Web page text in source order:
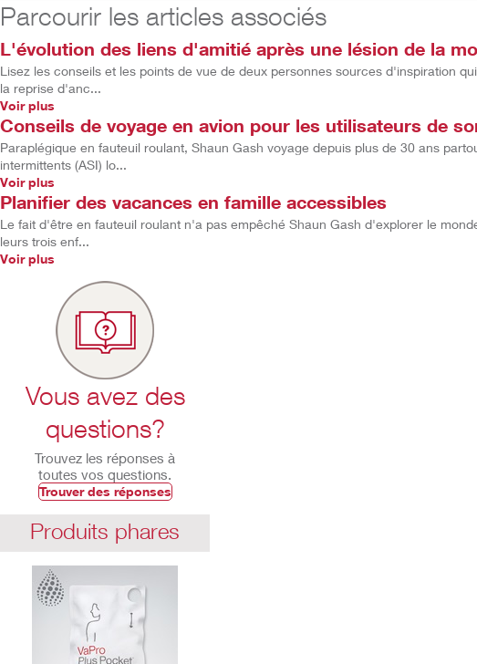
Parcourir les articles associés
L'évolution des liens d'amitié après une lésion de la
Lisez les conseils et les points de vue de deux personnes sources d'inspiration
la reprise d'anc...
Voir plus
Conseils de voyage en avion pour les utilisateurs de
Paraplégique en fauteuil roulant, Shaun Gash voyage depuis plus de 30 ans
intermittents (ASI) lo...
Voir plus
Planifier des vacances en famille accessibles
Le fait d'être en fauteuil roulant n'a pas empêché Shaun Gash d'explorer le
leurs trois enf...
Voir plus
Vous avez des
questions?
Trouvez les réponses à
toutes vos questions.
Trouver des réponses
Produits phares